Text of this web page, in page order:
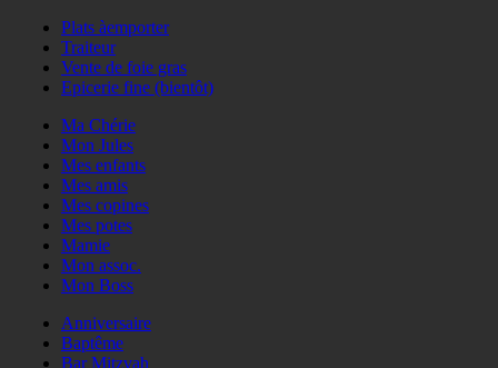
Plats àemporter
Traiteur
Vente de foie gras
Epicerie fine (bientôt)
Ma Chérie
Mon Jules
Mes enfants
Mes amis
Mes copines
Mes potes
Mamie
Mon assoc.
Mon Boss
Anniversaire
Baptême
Bar Mitzvah